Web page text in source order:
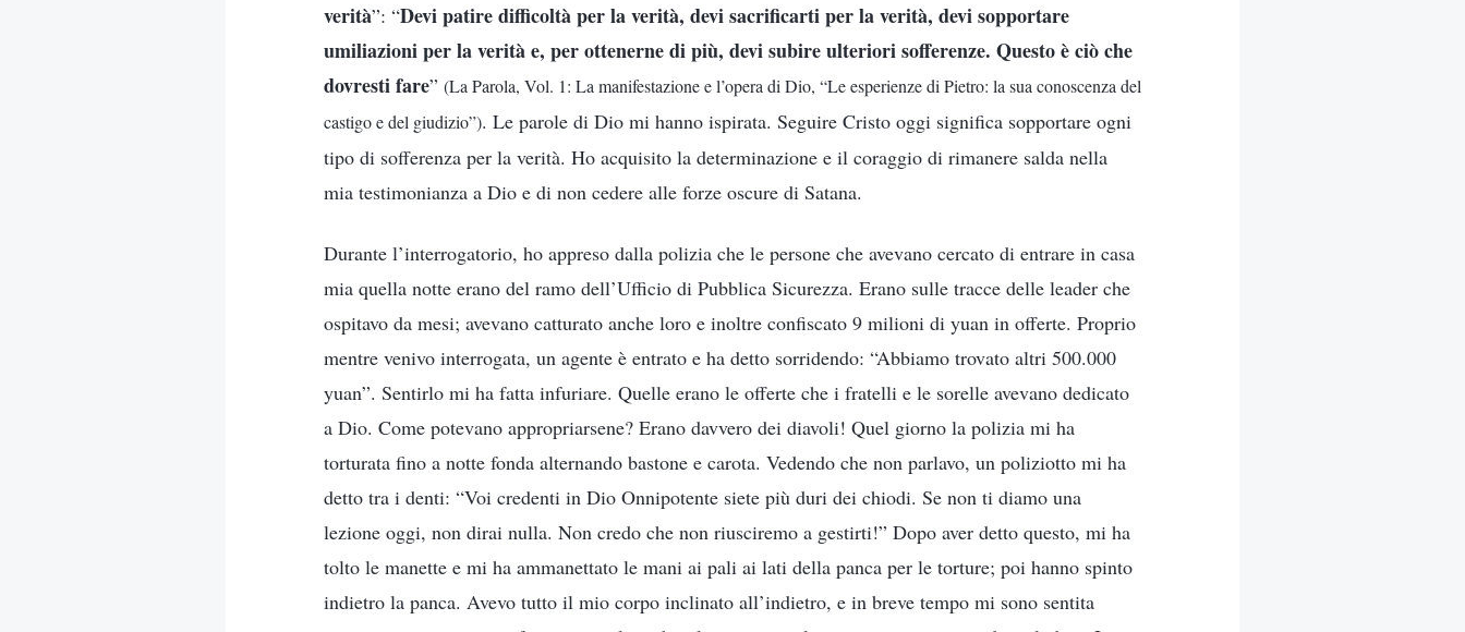
verità”: “Devi patire difficoltà per la verità, devi sacrificarti per la verità, devi sopportare
umiliazioni per la verità e, per ottenerne di più, devi subire ulteriori sofferenze. Questo è ciò che
dovresti fare” (La Parola, Vol. 1: La manifestazione e l’opera di Dio, “Le esperienze di Pietro: la sua conoscenza del
castigo e del giudizio”). Le parole di Dio mi hanno ispirata. Seguire Cristo oggi significa sopportare ogni
tipo di sofferenza per la verità. Ho acquisito la determinazione e il coraggio di rimanere salda nella
mia testimonianza a Dio e di non cedere alle forze oscure di Satana.
Durante l’interrogatorio, ho appreso dalla polizia che le persone che avevano cercato di entrare in casa
mia quella notte erano del ramo dell’Ufficio di Pubblica Sicurezza. Erano sulle tracce delle leader che
ospitavo da mesi; avevano catturato anche loro e inoltre confiscato 9 milioni di yuan in offerte. Proprio
mentre venivo interrogata, un agente è entrato e ha detto sorridendo: “Abbiamo trovato altri 500.000
yuan”. Sentirlo mi ha fatta infuriare. Quelle erano le offerte che i fratelli e le sorelle avevano dedicato
a Dio. Come potevano appropriarsene? Erano davvero dei diavoli! Quel giorno la polizia mi ha
torturata fino a notte fonda alternando bastone e carota. Vedendo che non parlavo, un poliziotto mi ha
detto tra i denti: “Voi credenti in Dio Onnipotente siete più duri dei chiodi. Se non ti diamo una
lezione oggi, non dirai nulla. Non credo che non riusciremo a gestirti!” Dopo aver detto questo, mi ha
tolto le manette e mi ha ammanettato le mani ai pali ai lati della panca per le torture; poi hanno spinto
indietro la panca. Avevo tutto il mio corpo inclinato all’indietro, e in breve tempo mi sono sentita